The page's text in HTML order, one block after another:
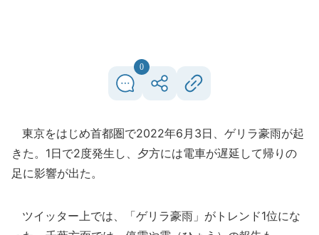
0
東京をはじめ首都圏で2022年6月3日、ゲリラ豪雨が起
きた。1日で2度発生し、夕方には電車が遅延して帰りの
足に影響が出た。
ツイッター上では、「ゲリラ豪雨」がトレンド1位にな